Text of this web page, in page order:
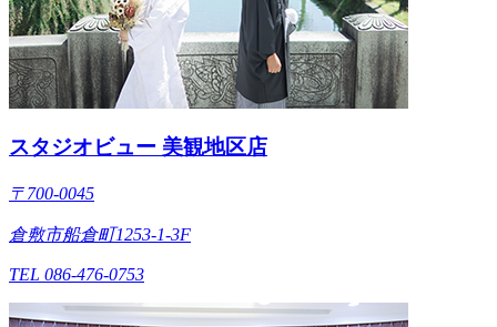
スタジオビュー 美観地区店
〒700-0045
倉敷市船倉町1253-1-3F
TEL 086-476-0753